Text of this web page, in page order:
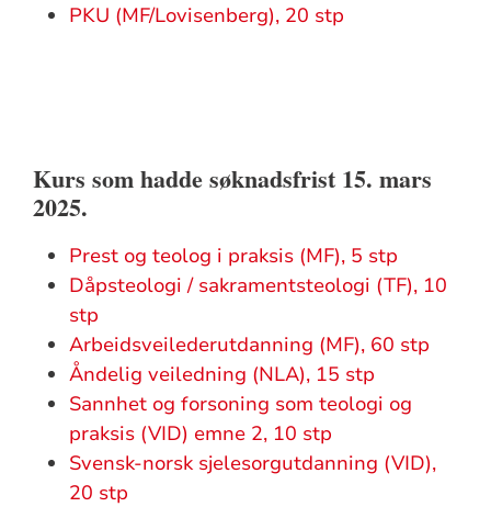
PKU (MF/Lovisenberg), 20 stp
Kurs som hadde søknadsfrist 15. mars
2025.
Prest og teolog i praksis (MF), 5 stp
Dåpsteologi / sakramentsteologi (TF), 10
stp
Arbeidsveilederutdanning (MF), 60 stp
Åndelig veiledning (NLA), 15 stp
Sannhet og forsoning som teologi og
praksis (VID) emne 2, 10 stp
Svensk-norsk sjelesorgutdanning (VID),
20 stp